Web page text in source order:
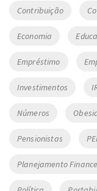
Contribuição
Economia
Empréstimo
Investimentos
Números
Pensionistas
Planejamento